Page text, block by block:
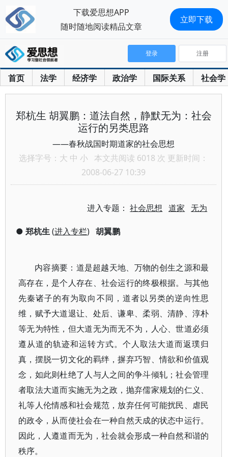
首页 法学 经济学 政治学 国际关系 社会学
登录 注册
郑杭生 胡翼鹏：道法自然，静默无为：社会
运行的另类思路
——春秋战国时期道家的社会思想
选择字号： 大 中 小 本文共阅读 6018 次 更新时间：
2008-06-27 10:39
进入专题：社会思想 道家 无为
● 郑杭生(进入专栏) 胡翼鹏
内容摘要：道是超越天地、万物的创生之源和最
高存在，是个人存在、社会运行的终极根据。与其他
先秦诸子的有为取向不同，道者以另类的逆向性思
维，赋予大道退让、处后、谦卑、柔弱、清静、淳朴
等无为特性，但大道无为而无不为，人心、世道必须
遵从道的轨迹和运转方式。个人取法大道而返璞归
真，摆脱一切文化的羁绊，摒弃巧智、情欲和价值观
念，如此则杜绝了人与人之间的争斗倾轧；社会管理
者取法大道而实施无为之政，抛弃儒家规划的仁义、
礼等人伦情感和社会规范，放弃任何可能扰民、虐民
的政令，从而使社会在一种自然天成的状态中运行。
因此，人遵道而无为，社会就会形成一种自然和谐的
秩序。
下载爱思想APP
随时随地阅读精品文章
立即下载